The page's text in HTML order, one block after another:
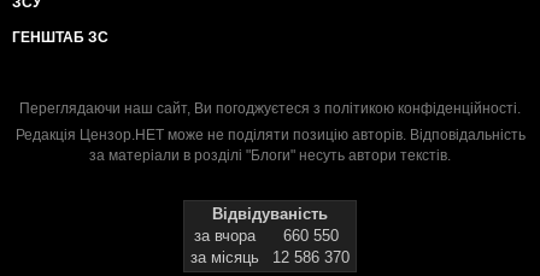
ГЕНШТАБ ЗС
Переглядаючи наш сайт, Ви погоджуєтеся з політикою конфіденційності.
Редакція Цензор.НЕТ може не поділяти позицію авторів. Відповідальність
за матеріали в розділі "Блоги" несуть автори текстів.
Відвідуваність
за вчора
660 550
за місяць
12 586 370